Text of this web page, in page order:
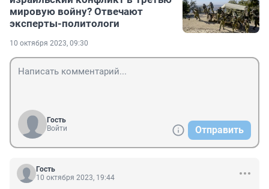
мировую войну? Отвечают
эксперты-политологи
10 октября 2023, 09:30
Гость
Войти
Отправить
Гость
10 октября 2023, 19:44